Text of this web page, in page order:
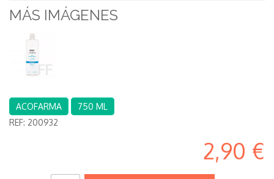
MÁS IMÁGENES
ACOFARMA
750 ML
REF: 200932
2,90 €